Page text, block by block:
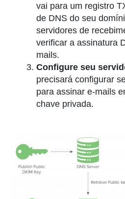
vai para um registro
de DNS do seu
servidores de
verificar a assinatura
mails.
Configure seu
precisará configurar
para assinar e-mails
chave privada.